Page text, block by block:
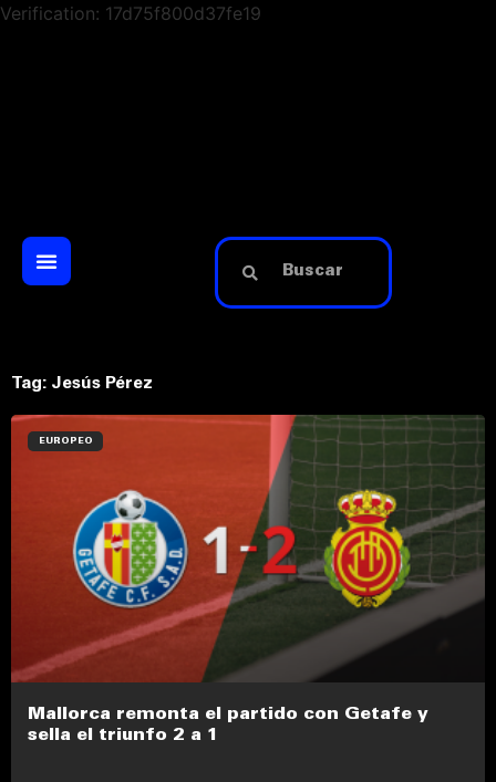
Verification: 17d75f800d37fe19
Tag: Jesús Pérez
EUROPEO
Mallorca remonta el partido con Getafe y
sella el triunfo 2 a 1